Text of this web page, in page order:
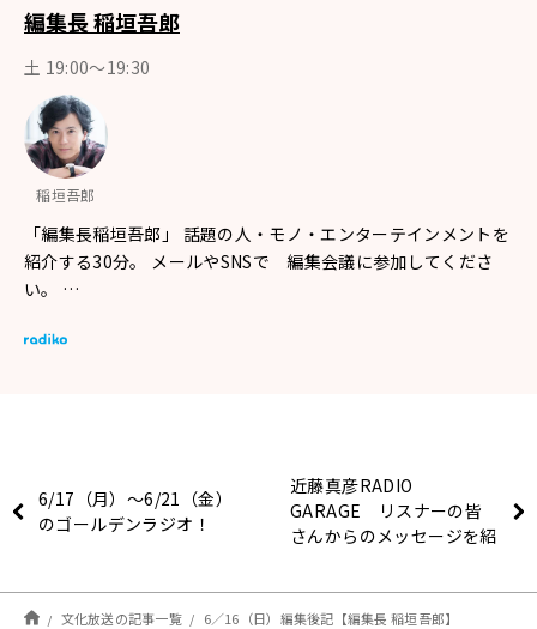
編集長 稲垣吾郎
土 19:00～19:30
稲垣吾郎
「編集長稲垣吾郎」 話題の人・モノ・エンターテインメントを
紹介する30分。 メールやSNSで 編集会議に参加してくださ
い。 …
6/17（月）～6/21（金）
のゴールデンラジオ！
近藤真彦RADIO
GARAGE リスナーの皆
さんからのメッセージを紹
文化放送の記事一覧 6／16（日）編集後記【編集長 稲垣吾郎】